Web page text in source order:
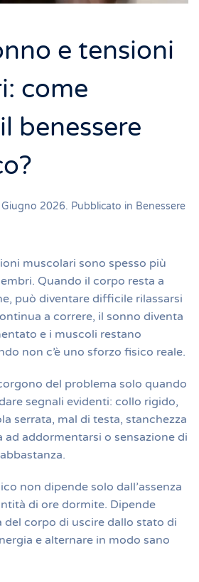
e tensioni
come
benessere
2026. Pubblicato in Benessere
muscolari sono spesso più
Quando il corpo resta a
può diventare difficile rilassarsi
a correre, il sonno diventa
e i muscoli restano
non c’è uno sforzo fisico reale.
del problema solo quando
segnali evidenti: collo rigido,
serrata, mal di testa, stanchezza
addormentarsi o sensazione di
non dipende solo dall’assenza
di ore dormite. Dipende
del corpo di uscire dallo stato di
e alternare in modo sano